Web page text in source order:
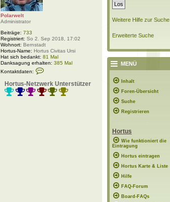
Polarwelt
Administrator
Beiträge: 733
Registriert: So 2. Sep 2018, 17:02
Wohnort: Bernstadt
Hortus-Name: Hortus Civitas Ursi
Hat sich bedankt: 81 Mal
Danksagung erhalten: 385 Mal
Kontaktdaten:
t
a
Hortus-Netzwerk Unterstützer
Weitere Hilfe zur Suche
Erweiterte Suche
MENÜ
Inhalt
Foren-Übersicht
Suche
Registrieren
Hortus
Wie funktioniert die
Eintragung
Hortus eintragen
Hortus Karte & Liste
Hilfe
FAQ-Forum
Board-FAQs